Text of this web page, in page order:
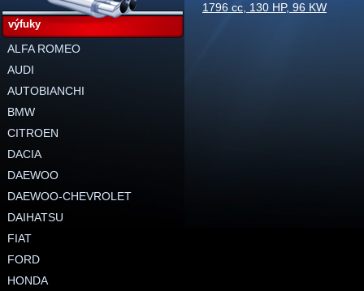
1796 cc, 130 HP, 96 KW
výfuky
ALFA ROMEO
AUDI
AUTOBIANCHI
BMW
CITROEN
DACIA
DAEWOO
DAEWOO-CHEVROLET
DAIHATSU
FIAT
FORD
HONDA